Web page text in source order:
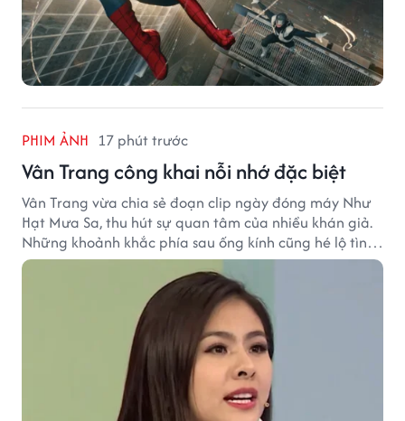
PHIM ẢNH 17 phút trước
Vân Trang công khai nỗi nhớ đặc biệt
Vân Trang vừa chia sẻ đoạn clip ngày đóng máy Như
Hạt Mưa Sa, thu hút sự quan tâm của nhiều khán giả.
Những khoảnh khắc phía sau ống kính cũng hé lộ tình
cảm đặc biệt mà nữ diễn viên dành cho ê-kíp bộ phim.